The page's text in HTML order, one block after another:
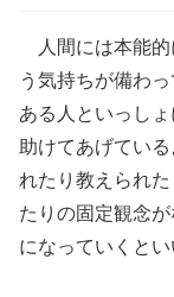
人間には本能的
う気持ちが備わ
ある人といっし
助けてあげてい
れたり教えられ
たりの固定観念
になっていくとい